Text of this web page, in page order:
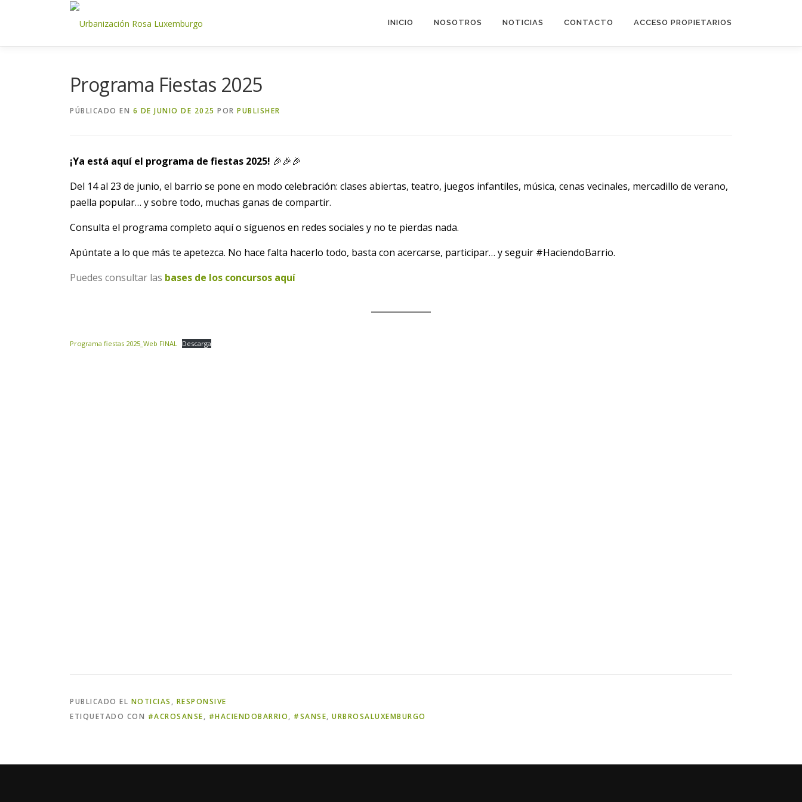
INICIO NOSOTROS NOTICIAS CONTACTO ACCESO PROPIETARIOS
Programa Fiestas 2025
PÚBLICADO EN 6 DE JUNIO DE 2025 POR PUBLISHER
¡Ya está aquí el programa de fiestas 2025! 🎉🎉🎉
Del 14 al 23 de junio, el barrio se pone en modo celebración: clases abiertas, teatro, juegos infantiles, música, cenas vecinales, mercadillo de verano,
paella popular… y sobre todo, muchas ganas de compartir.
Consulta el programa completo aquí o síguenos en redes sociales y no te pierdas nada.
Apúntate a lo que más te apetezca. No hace falta hacerlo todo, basta con acercarse, participar… y seguir #HaciendoBarrio.
Puedes consultar las bases de los concursos aquí
Programa fiestas 2025_Web FINAL Descarga
PUBLICADO EL NOTICIAS , RESPONSIVE
ETIQUETADO CON #ACROSANSE, #HACIENDOBARRIO, #SANSE, URBROSALUXEMBURGO